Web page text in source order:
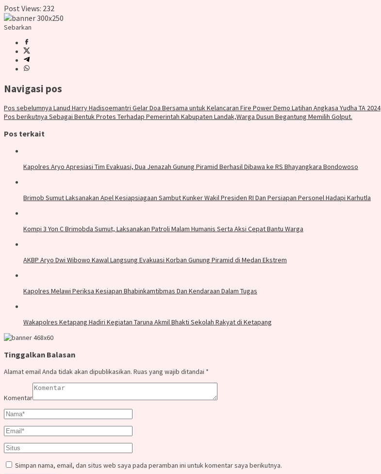
Post Views: 232
Sebarkan
Navigasi pos
Pos sebelumnya Lanud Harry Hadisoemantri Gelar Doa Bersama untuk Kelancaran Fire Power Demo Latihan Angkasa Yudha TA 2024
Pos berikutnya Sebagai Bentuk Protes Terhadap Pemerintah Kabupaten Landak,Warga Dusun Begantung Memilih Golput.
Pos terkait
Kapolres Aryo Apresiasi Tim Evakuasi, Dua Jenazah Gunung Piramid Berhasil Dibawa ke RS Bhayangkara Bondowoso
Brimob Sumut Laksanakan Apel Kesiapsiagaan Sambut Kunker Wakil Presiden RI Dan Persiapan Personel Hadapi Karhutla
Kompi 3 Yon C Brimobda Sumut, Laksanakan Patroli Malam Humanis Serta Aksi Cepat Bantu Warga
AKBP Aryo Dwi Wibowo Kawal Langsung Evakuasi Korban Gunung Piramid di Medan Ekstrem
Kapolres Melawi Periksa Kesiapan Bhabinkamtibmas Dan Kendaraan Dalam Tugas
Wakapolres Ketapang Hadiri Kegiatan Taruna Akmil Bhakti Sekolah Rakyat di Ketapang
Tinggalkan Balasan
Alamat email Anda tidak akan dipublikasikan. Ruas yang wajib ditandai *
Komentar
Simpan nama, email, dan situs web saya pada peramban ini untuk komentar saya berikutnya.